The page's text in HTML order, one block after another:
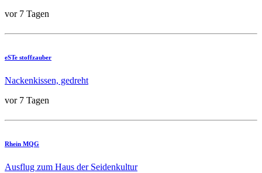
vor 7 Tagen
eSTe stoffzauber
Nackenkissen, gedreht
vor 7 Tagen
Rhein MQG
Ausflug zum Haus der Seidenkultur